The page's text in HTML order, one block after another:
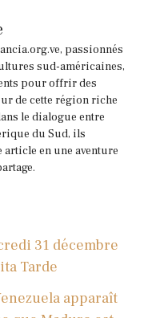
passionnés
sud-américaines,
pour offrir des
de cette région riche
le dialogue entre
du Sud, ils
en une aventure
31 décembre
Tarde
apparaît